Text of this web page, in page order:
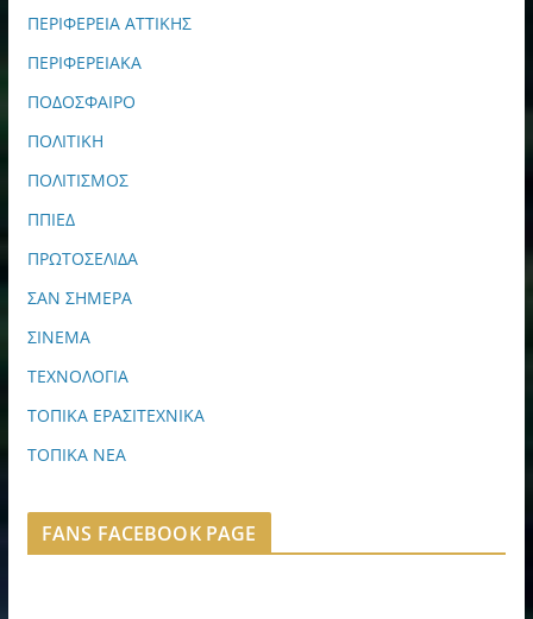
ΠΕΡΙΦΕΡΕΙΑ ΑΤΤΙΚΗΣ
ΠΕΡΙΦΕΡΕΙΑΚΑ
ΠΟΔΟΣΦΑΙΡΟ
ΠΟΛΙΤΙΚΗ
ΠΟΛΙΤΙΣΜΟΣ
ΠΠΙΕΔ
ΠΡΩΤΟΣΕΛΙΔΑ
ΣΑΝ ΣΗΜΕΡΑ
ΣΙΝΕΜΑ
ΤΕΧΝΟΛΟΓΙΑ
ΤΟΠΙΚΑ ΕΡΑΣΙΤΕΧΝΙΚΑ
ΤΟΠΙΚΑ ΝΕΑ
FANS FACEBOOK PAGE